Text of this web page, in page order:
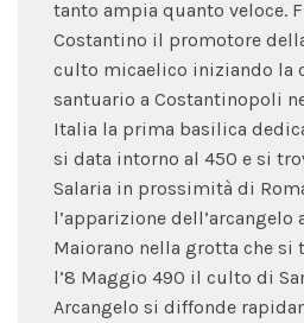
tanto ampia quanto veloce.
Costantino il promotore
culto micaelico iniziando la
santuario a Costantinopoli
Italia la prima basilica
si data intorno al 450 e si
Salaria in prossimità di
l’apparizione dell’arcangelo
Maiorano nella grotta che si
l’8 Maggio 490 il culto di
Arcangelo si diffonde